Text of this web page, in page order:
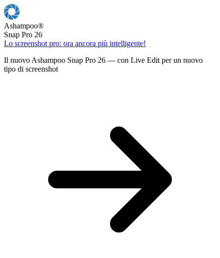
Ashampoo®
Snap Pro 26
Lo screenshot pro: ora ancora più intelligente!
Il nuovo Ashampoo Snap Pro 26 — con Live Edit per un nuovo
tipo di screenshot